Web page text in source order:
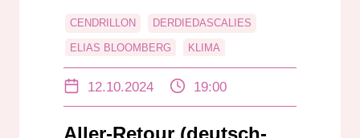
CENDRILLON DERDIEDASCALIES
ELIAS BLOOMBERG KLIMA
12.10.2024 19:00